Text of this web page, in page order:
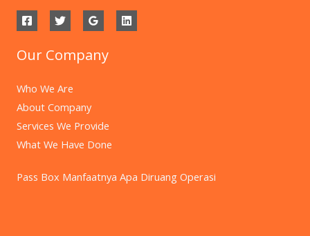
Our Company
Who We Are
About Company
Services We Provide
What We Have Done
Pass Box Manfaatnya Apa Diruang Operasi